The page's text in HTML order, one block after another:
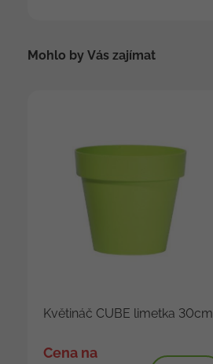
Mohlo by Vás zajímat
Květináč CUBE limetka 30cm
Cena na